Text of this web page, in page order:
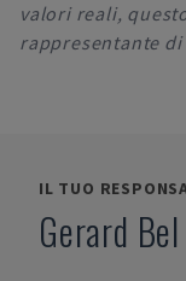
valori reali,
rappresentante di
IL TUO
Gerard Bel